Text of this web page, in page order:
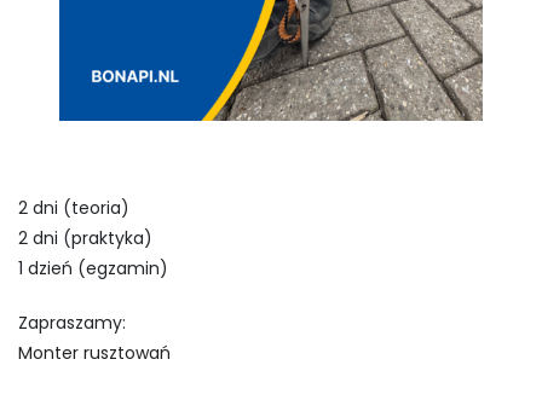
2 dni (teoria)
2 dni (praktyka)
1 dzień (egzamin)
Zapraszamy:
Monter rusztowań